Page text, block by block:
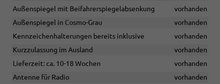
Außenspiegel mit Beifahrerspiegelabsenkung
vorhanden
Außenspiegel in Cosmo-Grau
vorhanden
Kennzeichenhalterungen bereits inklusive
vorhanden
Kurzzulassung im Ausland
vorhanden
Lieferzeit: ca. 10-18 Wochen
vorhanden
Antenne für Radio
vorhanden